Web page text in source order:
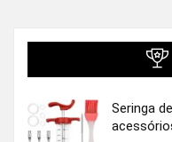
Seringa